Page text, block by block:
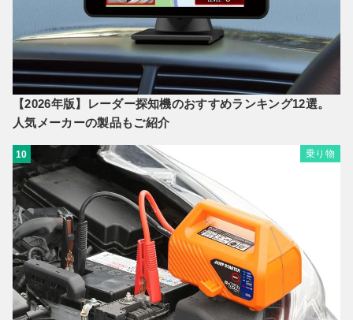
【2026年版】レーダー探知機のおすすめランキング12選。
人気メーカーの製品もご紹介
10 乗り物